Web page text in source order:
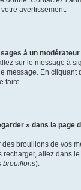
avertissement.
à un modérateur
sur le message à
message. En cliquant
faire.
» dans la page
des brouillons de vos
allez dans
brouillons).